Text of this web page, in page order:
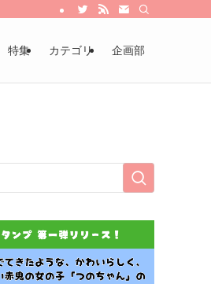
特集 カテゴリ 企画部